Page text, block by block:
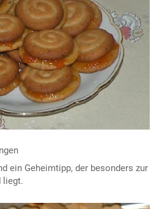
ein Geheimtipp, der besonders zur
liegt.